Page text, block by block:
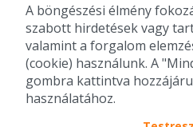
2010-2026 Copyright -
Pizza, gyros, hamburger, menük
A böngészési élmény
szabott hirdetések vagy
valamint a forgalom
(cookie) használunk. A
gombra kattintva
használatához.